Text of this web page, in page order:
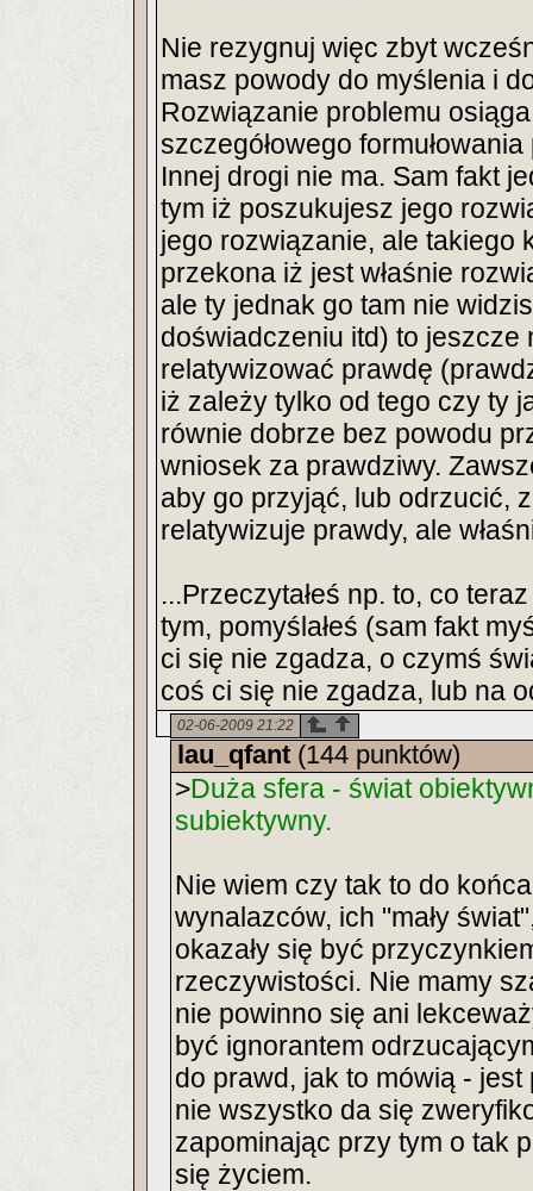
Nie rezygnuj więc zbyt
masz powody do myślenia i
Rozwiązanie problemu
szczegółowego
Innej drogi nie ma. Sam fakt
tym iż poszukujesz jego
jego rozwiązanie, ale takiego
przekona iż jest właśnie
ale ty jednak go tam nie
doświadczeniu itd) to jeszcze
relatywizować prawdę
iż zależy tylko od tego czy ty
równie dobrze bez powodu
wniosek za prawdziwy.
aby go przyjąć, lub odrzucić,
relatywizuje prawdy, ale
...Przeczytałeś np. to, co
tym, pomyślałeś (sam fakt
ci się nie zgadza, o czymś
coś ci się nie zgadza, lub na
02-06-2009 21:22
lau_qfant (144 punktów)
>Duża sfera - świat
subiektywny.
Nie wiem czy tak to do
wynalazców, ich "mały
okazały się być
rzeczywistości. Nie mamy
nie powinno się ani
być ignorantem
do prawd, jak to mówią -
nie wszystko da się
zapominając przy tym o tak
się życiem.